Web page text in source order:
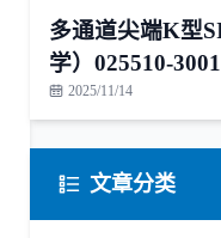
多通道尖端K型
学）025510-3001
2025/11/14
文章分类